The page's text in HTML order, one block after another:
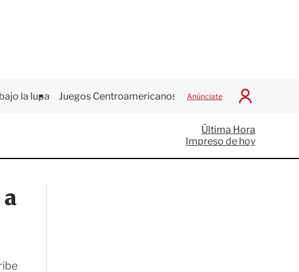
la lupa Juegos Centroamericanos Anúnciate
I
c
i
a
Última Hora
Impreso de hoy